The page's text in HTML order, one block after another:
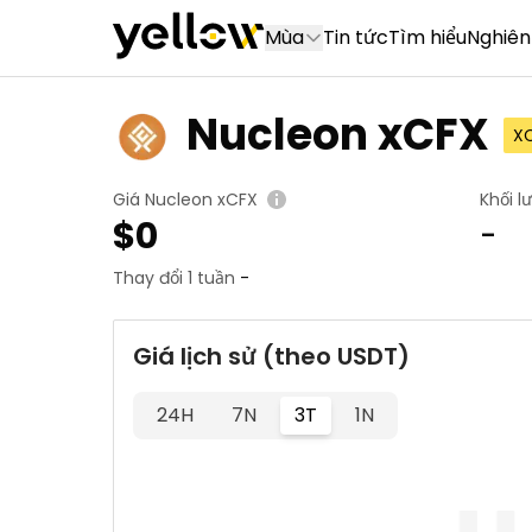
Mùa Tin tứcTìm hiểu
Nucleon xCFX
Giá Nucleon xCFX
$0
Thay đổi 1 tuần -
Khối
-
Giá lịch sử (theo USDT)
24H 7N 3T 1N